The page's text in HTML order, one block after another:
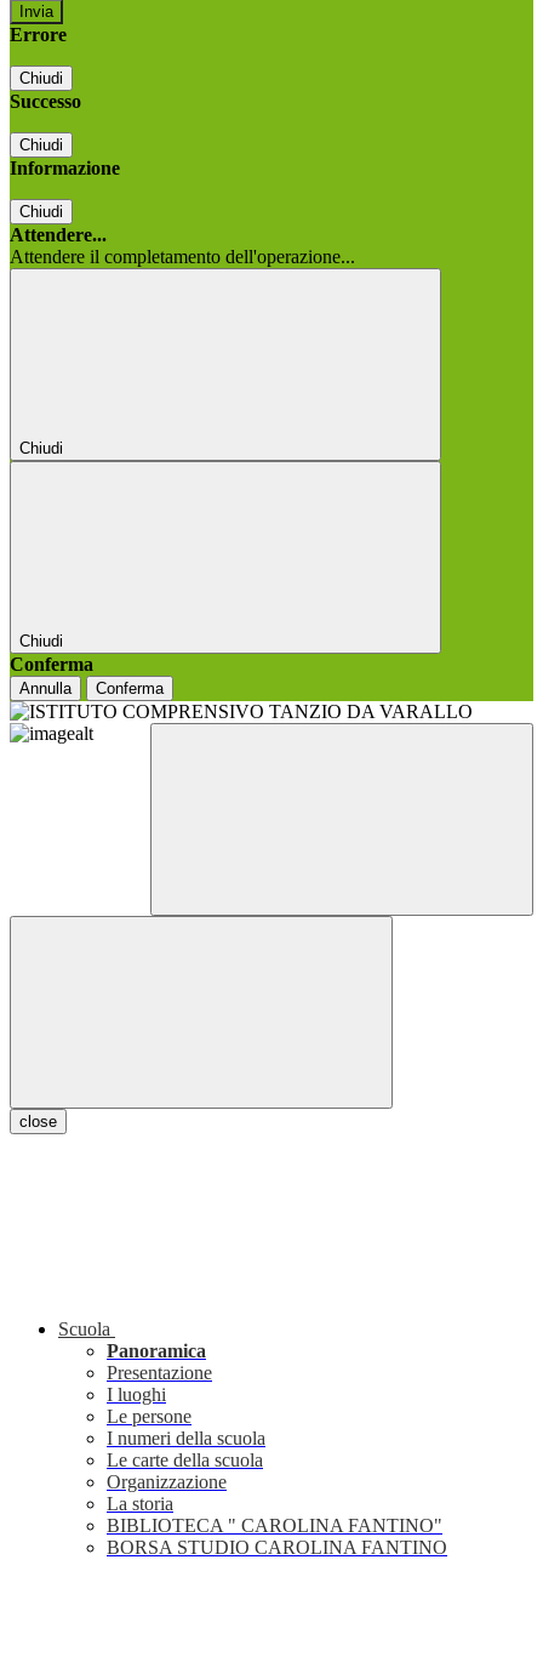
Errore
Chiudi
Successo
Chiudi
Informazione
Chiudi
Attendere...
Attendere il completamento dell'operazione...
Chiudi
Chiudi
Conferma
Annulla Conferma
close
Scuola
Panoramica
Presentazione
I luoghi
Le persone
I numeri della scuola
Le carte della scuola
Organizzazione
La storia
BIBLIOTECA " CAROLINA FANTINO"
BORSA STUDIO CAROLINA FANTINO